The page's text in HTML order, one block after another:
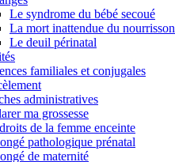
Le syndrome du bébé secoué
La mort inattendue du nourrisson
Le deuil périnatal
familiales et conjugales
administratives
ma grossesse
de la femme enceinte
pathologique prénatal
de maternité